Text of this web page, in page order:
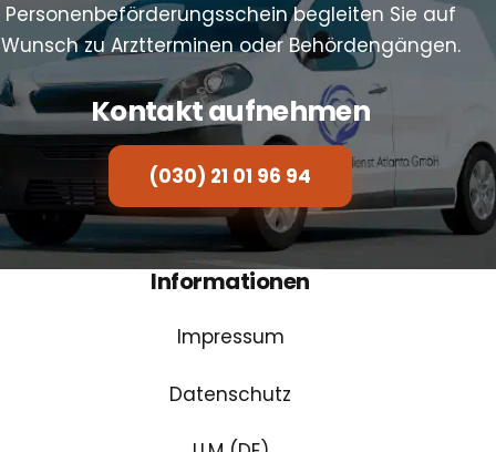
Personenbeförderungsschein begleiten Sie auf
Wunsch zu Arztterminen oder Behördengängen.
Kontakt aufnehmen
(030) 21 01 96 94
Informationen
Impressum
Datenschutz